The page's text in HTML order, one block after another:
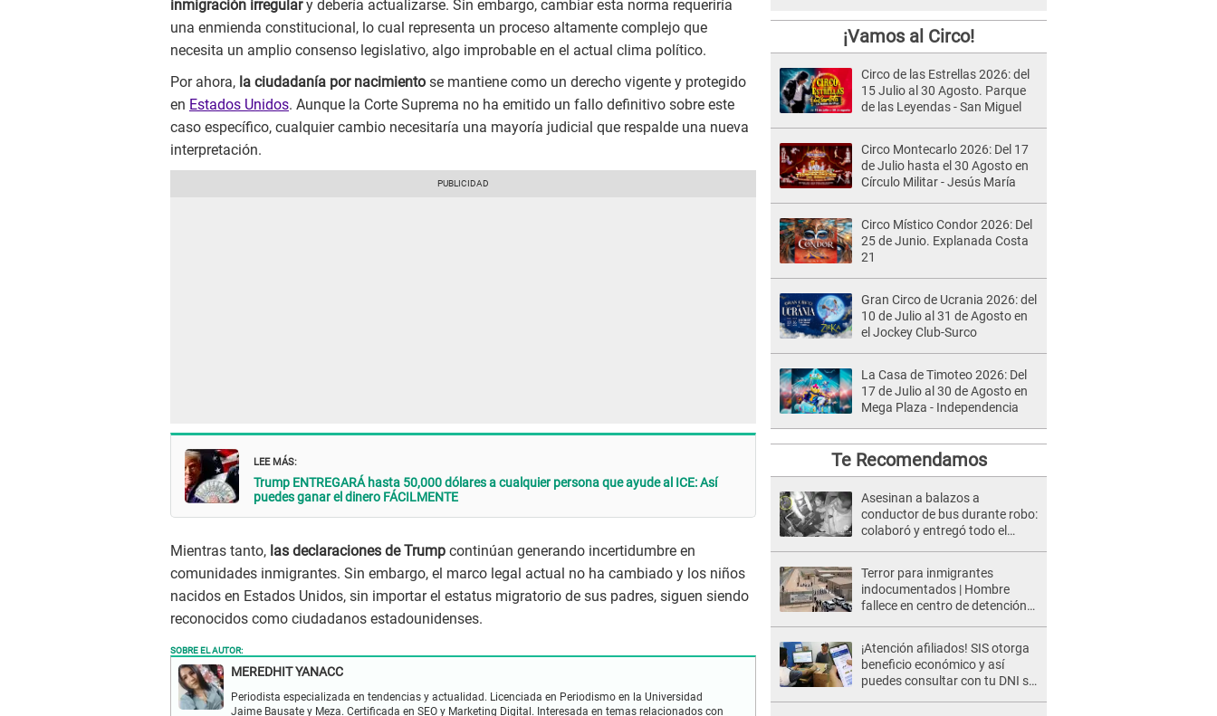
inmigración irregulary debería actualizarse. Sin embargo, cambiar esta norma requeriría
una enmienda constitucional, lo cual representa un proceso altamente complejo que
necesita un amplio consenso legislativo, algo improbable en el actual clima político.
Por ahora, la ciudadanía por nacimiento se mantiene como un derecho vigente y protegido
en Estados Unidos. Aunque la Corte Suprema no ha emitido un fallo definitivo sobre este
caso específico, cualquier cambio necesitaría una mayoría judicial que respalde una nueva
interpretación.
LEE MÁS:
Trump ENTREGARÁ hasta 50,000 dólares a cualquier persona que ayude al ICE: Así
puedes ganar el dinero FÁCILMENTE
Mientras tanto, las declaraciones de Trump continúan generando incertidumbre en
comunidades inmigrantes. Sin embargo, el marco legal actual no ha cambiado y los niños
nacidos en Estados Unidos, sin importar el estatus migratorio de sus padres, siguen siendo
reconocidos como ciudadanos estadounidenses.
SOBRE EL AUTOR:
MEREDHIT YANACC
Periodista especializada en tendencias y actualidad. Licenciada en Periodismo en la Universidad
Jaime Bausate y Meza. Certificada en SEO y Marketing Digital. Interesada en temas relacionados con
¡Vamos al Circo!
Circo de las Estrellas 2026: del
15 Julio al 30 Agosto. Parque
de las Leyendas - San Miguel
Circo Montecarlo 2026: Del 17
de Julio hasta el 30 Agosto en
Círculo Militar - Jesús María
Circo Místico Condor 2026: Del
25 de Junio. Explanada Costa
21
Gran Circo de Ucrania 2026: del
10 de Julio al 31 de Agosto en
el Jockey Club-Surco
La Casa de Timoteo 2026: Del
17 de Julio al 30 de Agosto en
Mega Plaza - Independencia
Te Recomendamos
Asesinan a balazos a
conductor de bus durante robo:
colaboró y entregó todo el
Terror para inmigrantes
indocumentados | Hombre
fallece en centro de detención
¡Atención afiliados! SIS otorga
beneficio económico y así
puedes consultar con tu DNI si